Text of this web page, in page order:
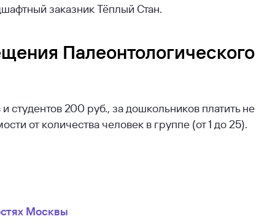
заказник Тёплый Стан.
Палеонтологического
студентов 200 руб., за дошкольников платить не
от количества человек в группе (от 1 до 25).
Москвы